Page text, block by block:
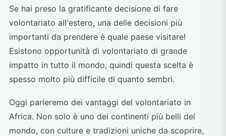
Se hai preso la gratificante decisione di fare
volontariato all'estero, una delle decisioni più
importanti da prendere è quale paese visitare!
Esistono opportunità di volontariato di grande
impatto in tutto il mondo, quindi questa scelta è
spesso molto più difficile di quanto sembri.
Oggi parleremo dei vantaggi del volontariato in
Africa. Non solo è uno dei continenti più belli del
mondo, con culture e tradizioni uniche da scoprire,